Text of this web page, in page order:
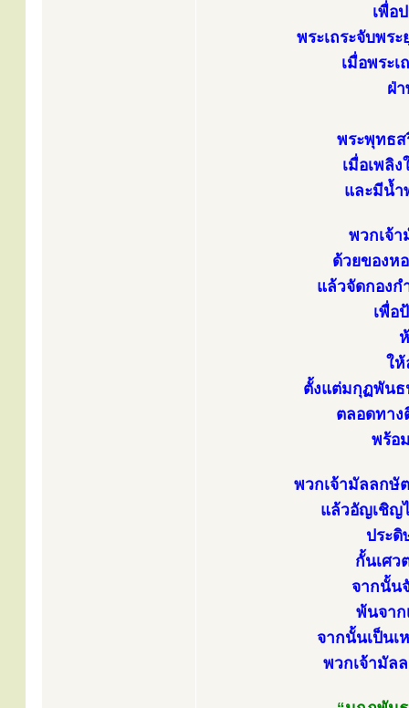
เพื่อ
พระเถระจับพร
เมื่อพระ
ฝ่
พระพุทธส
เมื่อเพลิ
และมีน้ำ
พวกเจ้
ด้วยของห
แล้วจัดกอง
เพื่อ
ให้
ตั้งแต่มกุฏพันธ
ตลอดทาง
พร้อ
พวกเจ้ามัลลกษั
แล้วอัญเชิญ
ประดิ
กั้นเศว
จากนั้น
พ้นจาก
จากนั้นเป็นเ
พวกเจ้ามัล